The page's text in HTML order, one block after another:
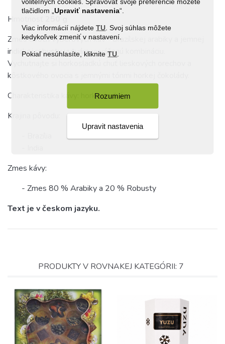
tlačidlom „Upraviť nastavenia“.
Viac informácií nájdete TU . Svoj súhlas môžete
kedykoľvek zmeniť v nastavení.
Pokiaľ nesúhlasíte, klikniteTU
Rozumiem
Upravit nastavenia
Hmotnosť
Zmes dvoch výberových káv - brazílskej arabiky a jemnej
indickej robusty vytvára vyváženú kombináciu.
Vychutnajte si horkosladkú chuť lieskových orechov a
kôstkového ovocia s jemnými tónmi horkej čokolády.
Charakteristika kávy: horkosladká
Krajina pôvodu:
Zmes kávy:
- Zmes 80 % Arabiky a 20 % Robusty
Text je v českom jazyku.
PRODUKTY V ROVNAKEJ KATEGÓRII: 7